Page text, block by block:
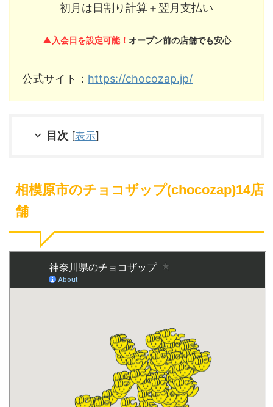
初月は日割り計算＋翌月支払い
▲入会日を設定可能！ オープン前の店舗でも安心
公式サイト： https://chocozap.jp/
目次 [表示]
相模原市のチョコザップ(chocozap)14店
舗